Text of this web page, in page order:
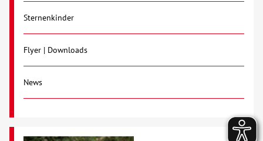
Sternenkinder
Flyer | Downloads
News